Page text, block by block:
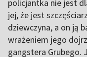
policjantka nie jest
jej, że jest
dziewczyna, a on ją
wrażeniem jego
gangstera Grubego.